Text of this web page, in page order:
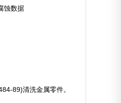
蚀数据
89)清洗金属零件。